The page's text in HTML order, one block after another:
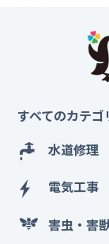
すべてのカテゴ
水道修理
電気工事
害虫・害